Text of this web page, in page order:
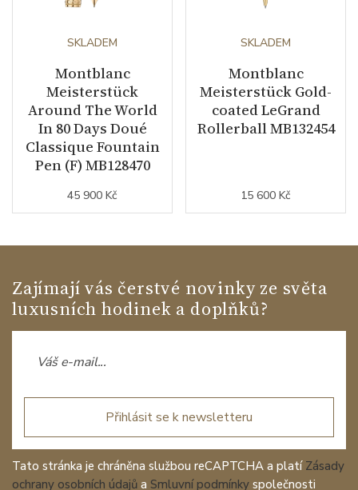
SKLADEM
Montblanc
Meisterstück
Around The World
In 80 Days Doué
Classique Fountain
Pen (F) MB128470
45 900 Kč
SKLADEM
Montblanc
Meisterstück Gold-
coated LeGrand
Rollerball MB132454
15 600 Kč
Zajímají vás čerstvé novinky ze světa
luxusních hodinek a doplňků?
Přihlásit se k newsletteru
Tato stránka je chráněna službou reCAPTCHA a platí Zásady
ochrany osobních údajů a Smluvní podmínky společnosti